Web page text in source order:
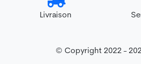
Livraison
© Copyright 2022 -